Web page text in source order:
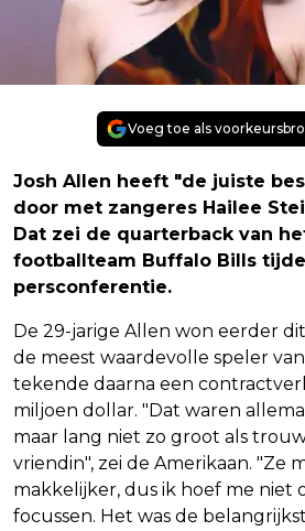
Voeg toe als
Josh Allen heeft "de juiste
door met zangeres Hailee
Dat zei de quarterback van
footballteam Buffalo Bills
persconferentie.
De 29-jarige Allen won eerder
de meest waardevolle speler
tekende daarna een
miljoen dollar. "Dat waren
maar lang niet zo groot als
vriendin", zei de Amerikaan. "Ze
makkelijker, dus ik hoef me niet
focussen. Het was de